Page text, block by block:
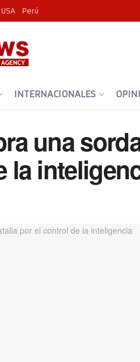
USA Perú
INTERNACIONALES
una
la